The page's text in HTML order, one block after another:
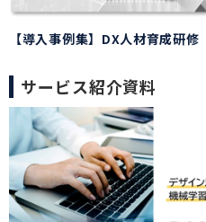
【導入事例集】DX人材育成研修
サービス紹介資料